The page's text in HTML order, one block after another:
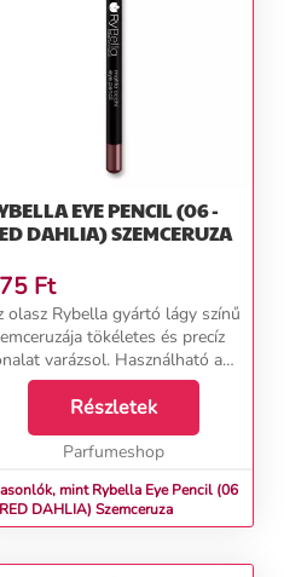
EYE PENCIL (06 -
RED DAHLIA) SZEMCERUZA
Ft
olasz Rybella gyártó lágy színű
tökéletes és precíz
varázsol. Használható a
belül és a szem körül,
garantálja az intenzív
és hipnotikus megjele...
Részletek
Parfumeshop
mint Rybella Eye Pencil (06
- RED DAHLIA) Szemceruza